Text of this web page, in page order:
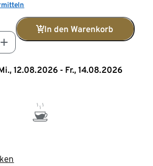
In den Warenkorb
12.08.2026 - Fr., 14.08.2026